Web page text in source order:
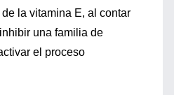
la vitamina E, al contar
una familia de
el proceso